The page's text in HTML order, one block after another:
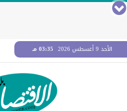
الأحد 9 أغسطس 2026 03:35 مـ